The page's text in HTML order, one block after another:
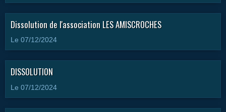
Dissolution de l'association LES AMISCROCHES
Le 07/12/2024
DISSOLUTION
Le 07/12/2024